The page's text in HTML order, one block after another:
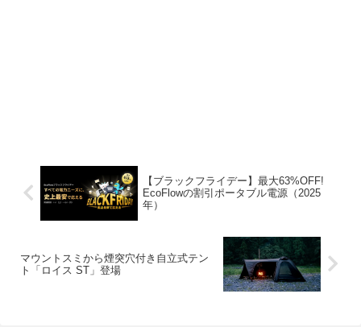
【ブラックフライデー】最大63%OFF!
EcoFlowの割引ポータブル電源（2025
年）
マウントスミから煙突穴付き自立式テン
ト「ロイス ST」登場